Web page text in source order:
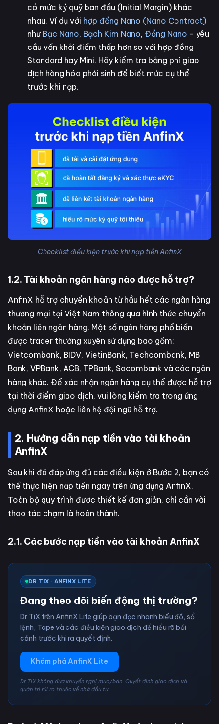
có mức ký quỹ ban đầu (Initial Margin) khác
nhau. Ví dụ với hợp đồng Nano (Nano Contract)
như Bạc Nano, Bạch Kim Nano, Đồng Nano - yêu
cầu vốn khởi điểm thấp hơn so với hợp đồng
Standard hay Mini. Hãy kiểm tra bảng phí giao
dịch hàng hóa phái sinh để biết mức cụ thể
trước khi nạp.
Checklist điều kiện trước khi nạp tiền AnfinX
1.2. Tài khoản ngân hàng nào được hỗ trợ?
AnfinX hỗ trợ chuyển khoản từ hầu hết các ngân hàng
thương mại tại Việt Nam thông qua hình thức chuyển
khoản liên ngân hàng. Một số ngân hàng phổ biến
được trader thường xuyên sử dụng bao gồm:
Vietcombank, BIDV, VietinBank, Techcombank, MB
Bank, VPBank, ACB, TPBank, Sacombank và các ngân
hàng khác. Để xác nhận ngân hàng cụ thể được hỗ trợ
tại thời điểm giao dịch, vui lòng kiểm tra trong ứng
dụng AnfinX hoặc liên hệ đội ngũ hỗ trợ.
2. Hướng dẫn nạp tiền vào tài khoản
AnfinX
Sau khi đã đáp ứng đủ các điều kiện ở Bước 2, bạn có
thể thực hiện nạp tiền ngay trên ứng dụng AnfinX.
Toàn bộ quy trình được thiết kế đơn giản, chỉ cần vài
thao tác chạm là hoàn thành.
2.1. Các bước nạp tiền vào tài khoản AnfinX
DR TIX · ANFINX LITE
Đang theo dõi biến động thị trường?
Dr TiX trên AnfinX Lite giúp bạn đọc nhanh biểu đồ, sổ
lệnh, Tape và các điều kiện giao dịch để hiểu rõ bối
cảnh trước khi ra quyết định.
Khám phá AnfinX Lite
Dr TiX không đưa khuyến nghị mua/bán. Quyết định giao dịch và
quản trị rủi ro thuộc về nhà đầu tư.